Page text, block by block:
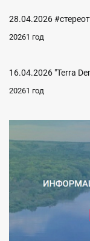
28.04.2026
20261 год
16.04.2026 "Terra
20261 год